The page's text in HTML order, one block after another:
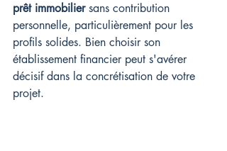
prêt immobilier sans contribution
personnelle, particulièrement pour les
profils solides. Bien choisir son
établissement financier peut s'avérer
décisif dans la concrétisation de votre
projet.